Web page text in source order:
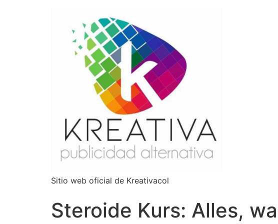
Sitio web oficial de Kreativacol
Steroide Kurs: Alles,